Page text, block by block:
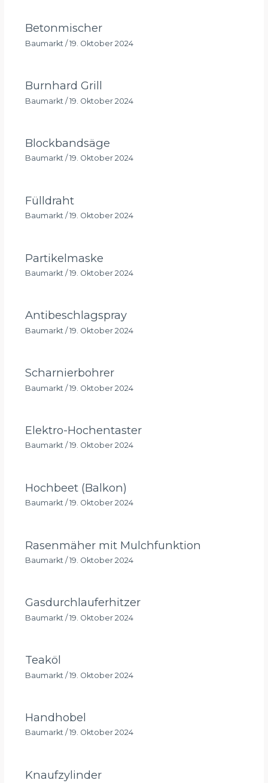
Betonmischer
Baumarkt /19. Oktober 2024
Burnhard Grill
Baumarkt /19. Oktober 2024
Blockbandsäge
Baumarkt/ 19. Oktober 2024
Fülldraht
Baumarkt/ 19. Oktober 2024
Partikelmaske
Baumarkt / 19. Oktober 2024
Antibeschlagspray
Baumarkt / 19. Oktober 2024
Scharnierbohrer
Baumarkt /19. Oktober 2024
Elektro-Hochentaster
Baumarkt/ 19. Oktober 2024
Hochbeet (Balkon)
Baumarkt/ 19. Oktober 2024
Rasenmäher mit Mulchfunktion
Baumarkt/ 19. Oktober 2024
Gasdurchlauferhitzer
Baumarkt / 19. Oktober 2024
Teaköl
Baumarkt /19. Oktober 2024
Handhobel
Baumarkt/ 19. Oktober 2024
Knaufzylinder